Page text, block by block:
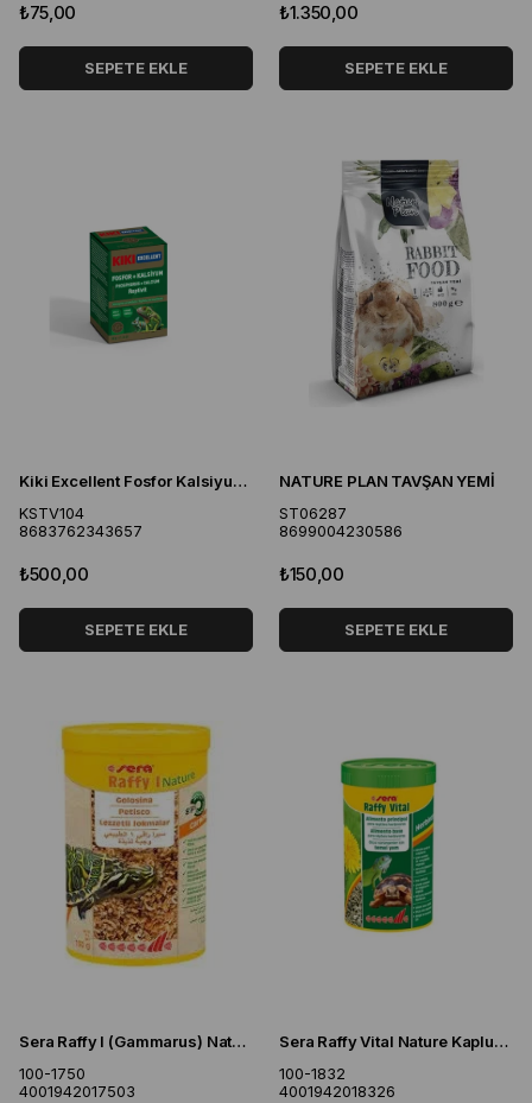
₺75,00
SEPETE EKLE
₺1.350,00
SEPETE EKLE
Kiki Excellent Fosfor Kalsiyum Reptivit Sürüngenler ve Amfibiler için Toz Mineral 50 Gr
KSTV104
8683762343657
₺500,00
SEPETE EKLE
NATURE PLAN TAVŞAN YEMİ
ST06287
8699004230586
₺150,00
SEPETE EKLE
Sera Raffy I (Gammarus) Nature Kaplumbağa ve Sürüngen Yemi 250 ML
100-1750
4001942017503
Sera Raffy Vital Nature Kaplumbağa Yemi 250 ML
100-1832
4001942018326